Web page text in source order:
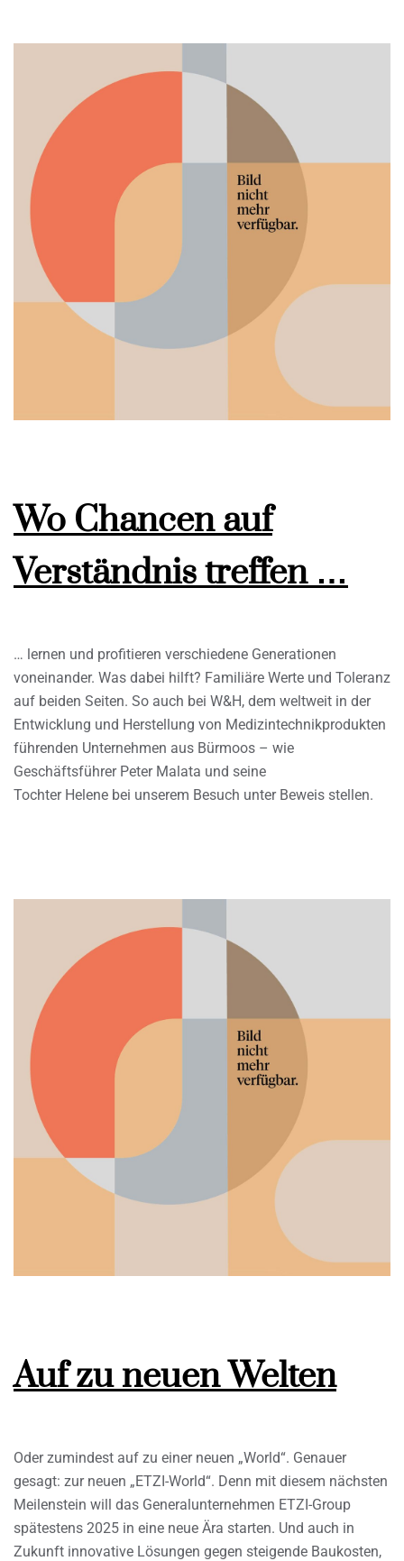
Wo Chancen auf
Verständnis treffen …
… lernen und profitieren verschiedene Generationen
voneinander. Was dabei hilft? Familiäre Werte und Toleranz
auf beiden Seiten. So auch bei W&H, dem weltweit in der
Entwicklung und Herstellung von Medizintechnikprodukten
führenden Unternehmen aus Bürmoos – wie
Geschäftsführer Peter Malata und seine
Tochter Helene bei unserem Besuch unter Beweis stellen.
Auf zu neuen Welten
Oder zumindest auf zu einer neuen „World“. Genauer
gesagt: zur neuen „ETZI-World“. Denn mit diesem nächsten
Meilenstein will das Generalunternehmen ETZI-Group
spätestens 2025 in eine neue Ära starten. Und auch in
Zukunft innovative Lösungen gegen steigende Baukosten,